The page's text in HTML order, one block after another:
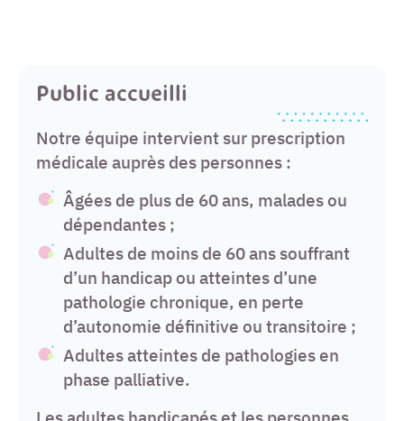
Public accueilli
Notre équipe intervient sur prescription
médicale auprès des personnes :
Âgées de plus de 60 ans, malades ou
dépendantes ;
Adultes de moins de 60 ans souffrant
d’un handicap ou atteintes d’une
pathologie chronique, en perte
d’autonomie définitive ou transitoire ;
Adultes atteintes de pathologies en
phase palliative.